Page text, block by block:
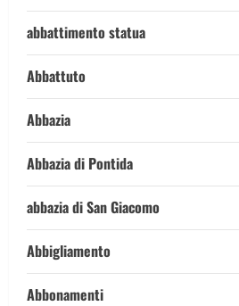
abbattimento statua
Abbattuto
Abbazia
Abbazia di Pontida
abbazia di San Giacomo
Abbigliamento
Abbonamenti